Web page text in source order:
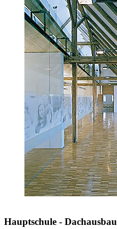
Hauptschule - Dachausbau